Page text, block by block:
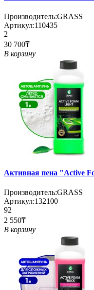
Производитель:GRASS
Артикул:110435
2
30 700₸
В корзину
Активная пена "Active
Производитель:GRASS
Артикул:132100
92
2 550₸
В корзину